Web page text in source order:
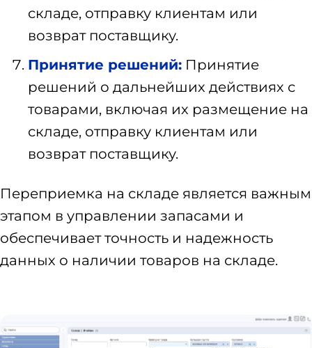
складе, отправку клиентам или
возврат поставщику.
Принятие решений: Принятие
решений о дальнейших действиях с
товарами, включая их размещение на
складе, отправку клиентам или
возврат поставщику.
Переприемка на складе является важным
этапом в управлении запасами и
обеспечивает точность и надежность
данных о наличии товаров на складе.